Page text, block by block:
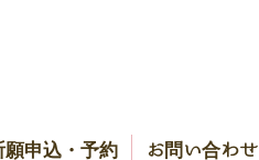
願申込・予約 お問い合わせ